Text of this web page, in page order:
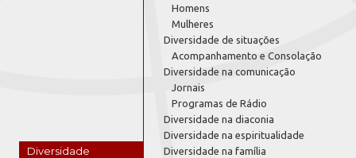
Diversidade
Homens
Mulheres
Diversidade de situações
Acompanhamento e Consolação
Diversidade na comunicação
Jornais
Programas de Rádio
Diversidade na diaconia
Diversidade na espiritualidade
Diversidade na família